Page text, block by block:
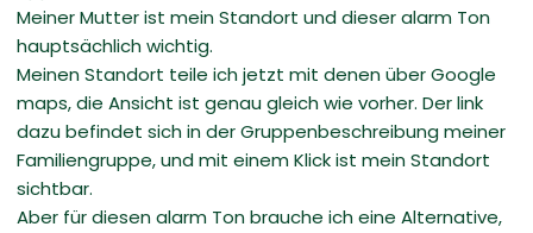
Meiner Mutter ist mein Standort und dieser alarm Ton
hauptsächlich wichtig.
Meinen Standort teile ich jetzt mit denen über Google
maps, die Ansicht ist genau gleich wie vorher. Der link
dazu befindet sich in der Gruppenbeschreibung meiner
Familiengruppe, und mit einem Klick ist mein Standort
sichtbar.
Aber für diesen alarm Ton brauche ich eine Alternative,